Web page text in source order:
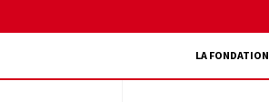
LA FONDATION